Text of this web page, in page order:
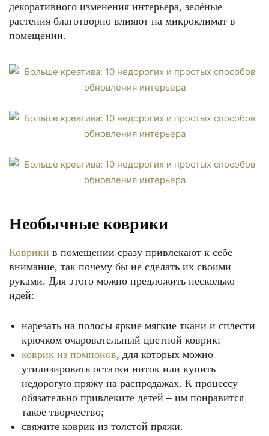
декоративного изменения интерьера, зелёные
растения благотворно влияют на микроклимат в
помещении.
Необычные коврики
Коврики в помещении сразу привлекают к себе
внимание, так почему бы не сделать их своими
руками. Для этого можно предложить несколько
идей:
нарезать на полосы яркие мягкие ткани и сплести
крючком очаровательный цветной коврик;
коврик из помпонов, для которых можно
утилизировать остатки ниток или купить
недорогую пряжу на распродажах. К процессу
обязательно привлеките детей – им понравится
такое творчество;
свяжите коврик из толстой пряжи.